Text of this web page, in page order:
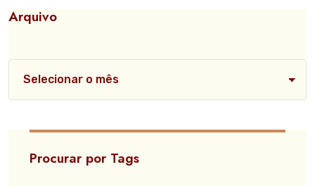
Arquivo
Procurar por Tags